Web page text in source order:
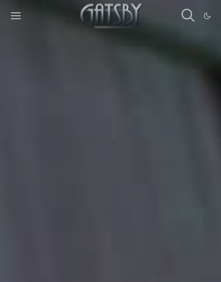
Cookies management panel